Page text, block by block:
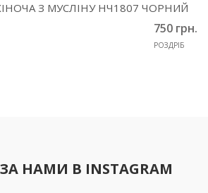
З МУСЛІНУ НЧ1807 ЧОРНИЙ
750 грн.
РОЗДРІБ
НАМИ В INSTAGRAM